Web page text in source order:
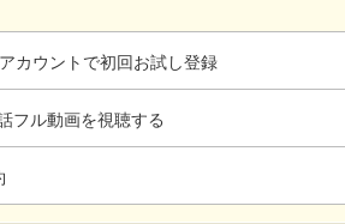
カウントで初回お試し登録
フル動画を視聴する